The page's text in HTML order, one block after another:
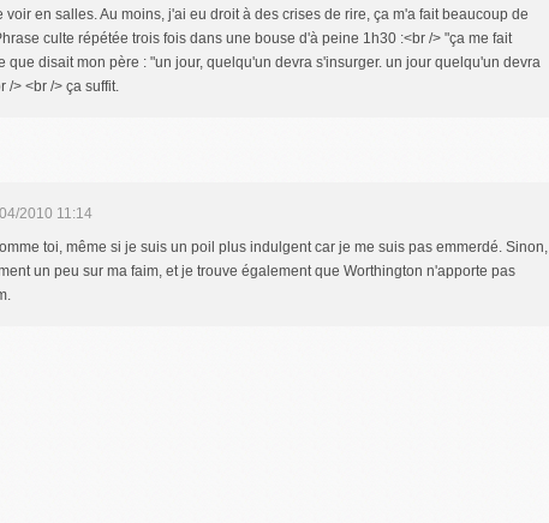
voir en salles. Au moins, j'ai eu droit à des crises de rire, ça m'a fait beaucoup de
culte répétée trois fois dans une bouse d'à peine 1h30 :<br /> "ça me fait
que disait mon père : "un jour, quelqu'un devra s'insurger. un jour quelqu'un devra
/> <br /> ça suffit.
2010 11:14
toi, même si je suis un poil plus indulgent car je me suis pas emmerdé. Sinon,
un peu sur ma faim, et je trouve également que Worthington n'apporte pas